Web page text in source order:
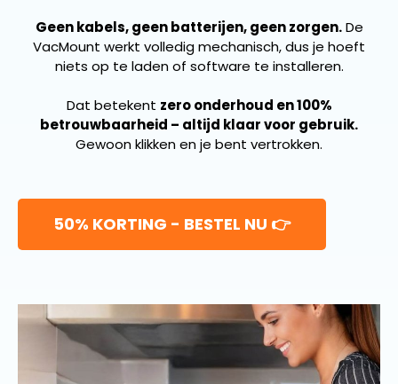
Geen kabels, geen batterijen, geen zorgen.De
VacMount werkt volledig mechanisch, dus je hoeft
niets op te laden of software te installeren.
Dat betekent zero onderhoud en 100%
betrouwbaarheid – altijd klaar voor gebruik.
Gewoon klikken en je bent vertrokken.
50% KORTING - BESTEL NU 👉